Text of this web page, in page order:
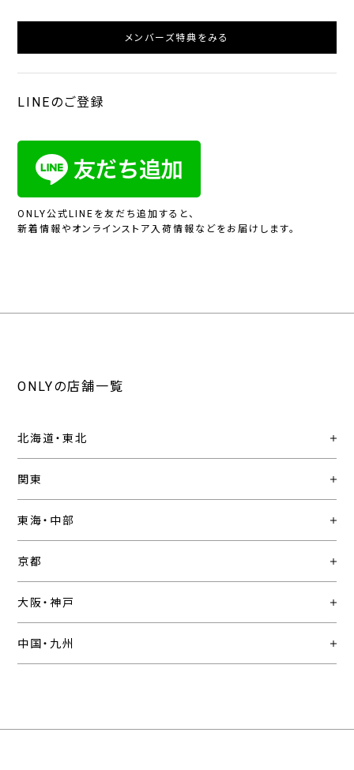
メンバーズ特典をみる
LINEのご登録
ONLY公式LINEを友だち追加すると、
新着情報やオンラインストア入荷情報などをお届けします。
ONLYの店舗一覧
北海道・東北
関東
東海・中部
京都
大阪・神戸
中国・九州